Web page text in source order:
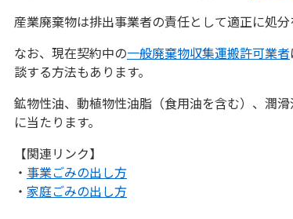
産業廃棄物は排出事業者の責任として適正に処
なお、現在契約中の一般廃棄物収集運搬許可業者
談する方法もあります。
鉱物性油、動植物性油脂（食用油を含む）、潤
に当たります。
【関連リンク】
・ 事業ごみの出し方
・ 家庭ごみの出し方